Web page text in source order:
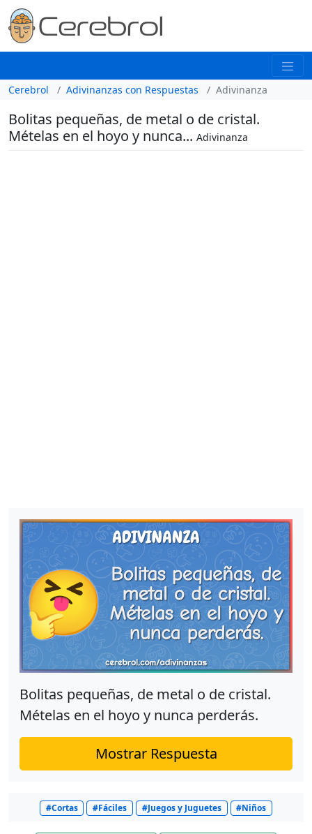
Cerebrol Adivinanzas con Respuestas Adivinanza
Bolitas pequeñas, de metal o de cristal.
Mételas en el hoyo y nunca... Adivinanza
Bolitas pequeñas, de metal o de cristal.
Mételas en el hoyo y nunca perderás.
Mostrar Respuesta
#Cortas #Fáciles #Juegos y Juguetes #Niños